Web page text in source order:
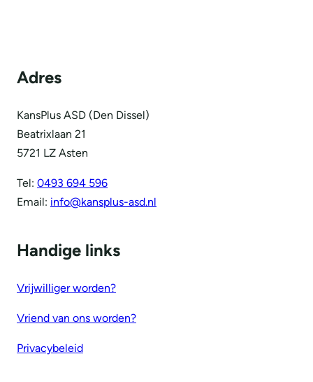
Adres
KansPlus ASD (Den Dissel)
Beatrixlaan 21
5721 LZ Asten
Tel: 0493 694 596
Email: info@kansplus-asd.nl
Handige links
Vrijwilliger worden?
Vriend van ons worden?
Privacybeleid